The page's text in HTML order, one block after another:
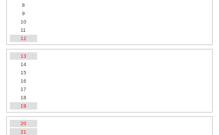
8
9
10
11
12
13
14
15
16
17
18
19
20
21